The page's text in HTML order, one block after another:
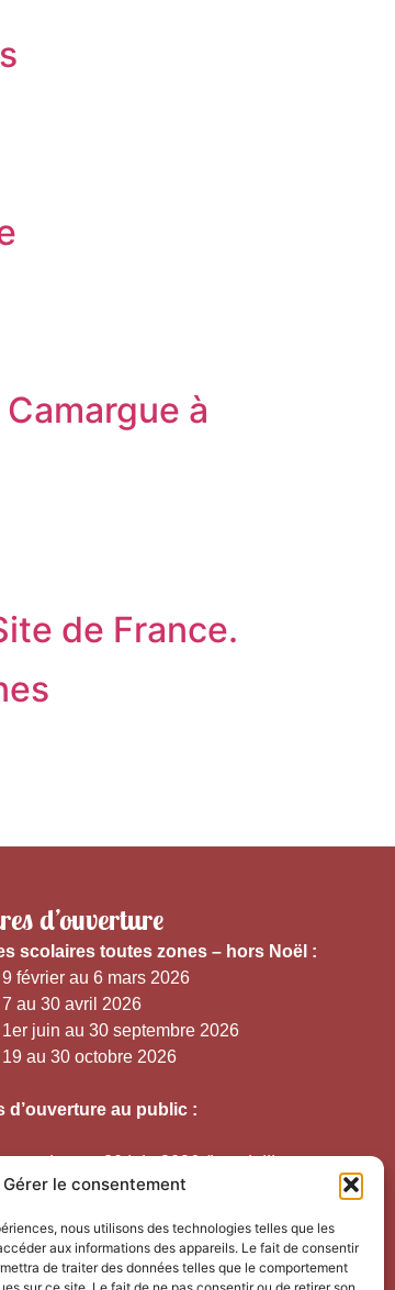
Gérer le consentement
nous utilisons des technologies telles que les
aux informations des appareils. Le fait de consentir
de traiter des données telles que le comportement
à
de France.
d’ouverture
scolaires toutes zones – hors Noël :
février au 6 mars 2026
au 30 avril 2026
juin au 30 septembre 2026
au 30 octobre 2026
d’ouverture au public :
au 30 juin 2026 (hors juillet et
à 17h00